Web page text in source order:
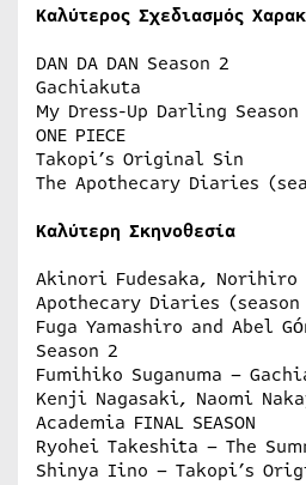
Καλύτερος Σχεδιασμός
DAN DA DAN Season 2
Gachiakuta
My Dress-Up Darling Season
ONE PIECE
Takopi’s Original Sin
The Apothecary Diaries
Καλύτερη Σκηνοθεσία
Akinori Fudesaka, Norihiro
Apothecary Diaries (season
Fuga Yamashiro and Abel
Season 2
Fumihiko Suganuma –
Kenji Nagasaki, Naomi
Academia FINAL SEASON
Ryohei Takeshita – The
Shinya Iino – Takopi’s